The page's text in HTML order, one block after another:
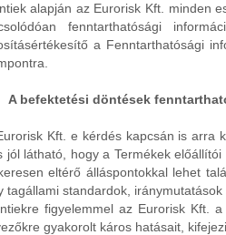
alapján az Eurorisk Kft. minden
fenntarthatósági
a Fenntarthatósági
befektetési döntések
Kft. e kérdés kapcsán is arra
jól látható, hogy a Termékek
eltérő álláspontokkal lehet
tagállami standardok,
figyelemmel az Eurorisk Kft.
gyakorolt káros hatásait,